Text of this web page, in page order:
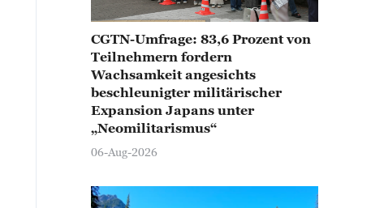
CGTN-Umfrage: 83,6 Prozent von
Teilnehmern fordern
Wachsamkeit angesichts
beschleunigter militärischer
Expansion Japans unter
„Neomilitarismus“
06-Aug-2026